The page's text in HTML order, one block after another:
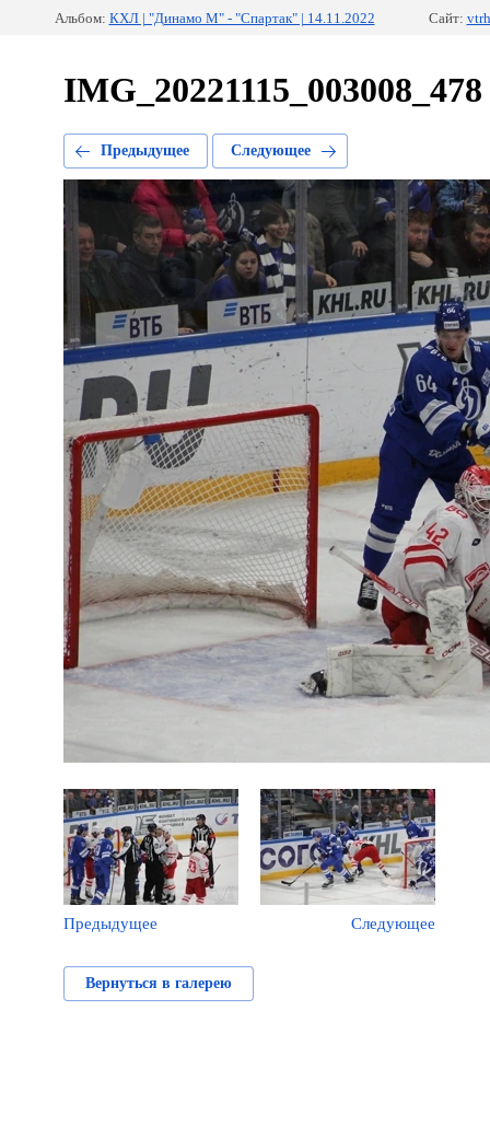
Альбом: КХЛ | "Динамо М" - "Спартак" | 14.11.2022 Сайт:
IMG_20221115_003008_478
Предыдущее Следующее
Предыдущее Следующее
Вернуться в галерею